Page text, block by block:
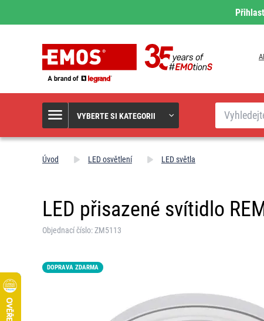
VYBERTE SI KATEGORII
Hledat
Úvod LED osvětlení LED světla
LED přisazené svítidlo
Objednací číslo: ZM5113
DOPRAVA ZDARMA